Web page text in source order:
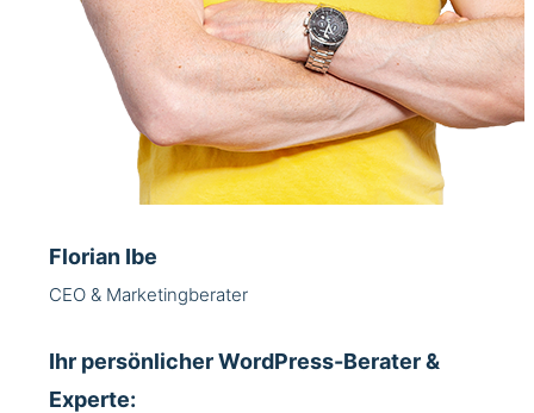
Florian Ibe
CEO & Marketingberater
Ihr persönlicher WordPress-Berater &
Experte: